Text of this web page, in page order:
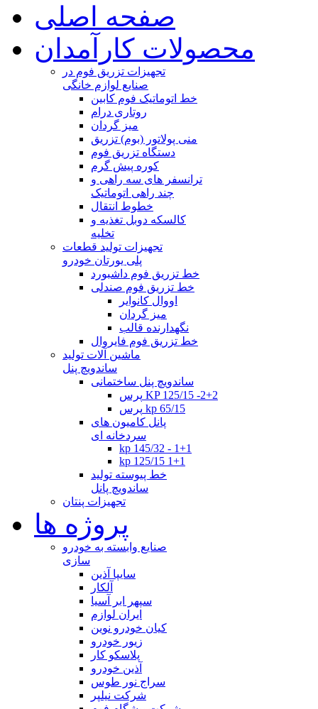
صفحه اصلی
محصولات کارآمدان
تجهیزات تزریق فوم در
صنایع لوازم خانگی
خط اتوماتیک فوم کابین
روتاری درام
میز گردان
منی پولاتور (بوم) تزریق
دستگاه تزریق فوم
کوره پیش گرم
ترانسفر های سه راهی و
چند راهی اتوماتیک
خطوط انتقال
کالسکه دوبل تغذیه و
تخلیه
تجهیزات تولید قطعات
پلی یورتان خودرو
خط تزریق فوم داشبورد
خط تزریق فوم صندلی
اووال کانوایر
میز گردان
نگهدارنده قالب
خط تزریق فوم فایروال
ماشین آلات تولید
ساندویچ پنل
ساندویچ پنل ساختمانی
پرس KP 125/15 -2+2
پرس kp 65/15
پانل کامیون های
سردخانه ای
kp 145/32 - 1+1
kp 125/15 1+1
خط پیوسته تولید
ساندویچ پانل
تجهیزات پنتان
پروژه ها
صنایع وابسته به خودرو
سازی
سایپا آذین
آلکار
سپهر ابر آسیا
ایران لوازم
کیان خودرو نوین
زیور خودرو
پلاسکو کار
آذین خودرو
سراج نور طوس
شرکت نیلپر